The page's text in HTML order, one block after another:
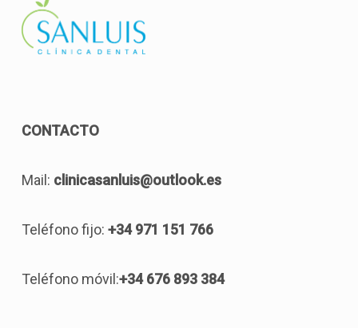
CONTACTO
Mail: clinicasanluis@outlook.es
Teléfono fijo: +34 971 151 766
Teléfono móvil:+34 676 893 384